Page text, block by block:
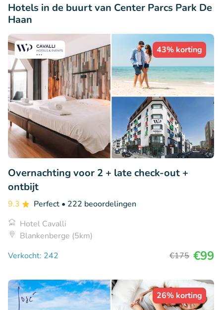
Hotels in de buurt van Center Parcs Park De
Haan
43% korting
Overnachting voor 2 + late check-out +
ontbijt
9.3 Perfect • 222 beoordelingen
Hotel Cavalli
Blankenberge (5km)
Verkocht: 242
€175 €99
26% korting